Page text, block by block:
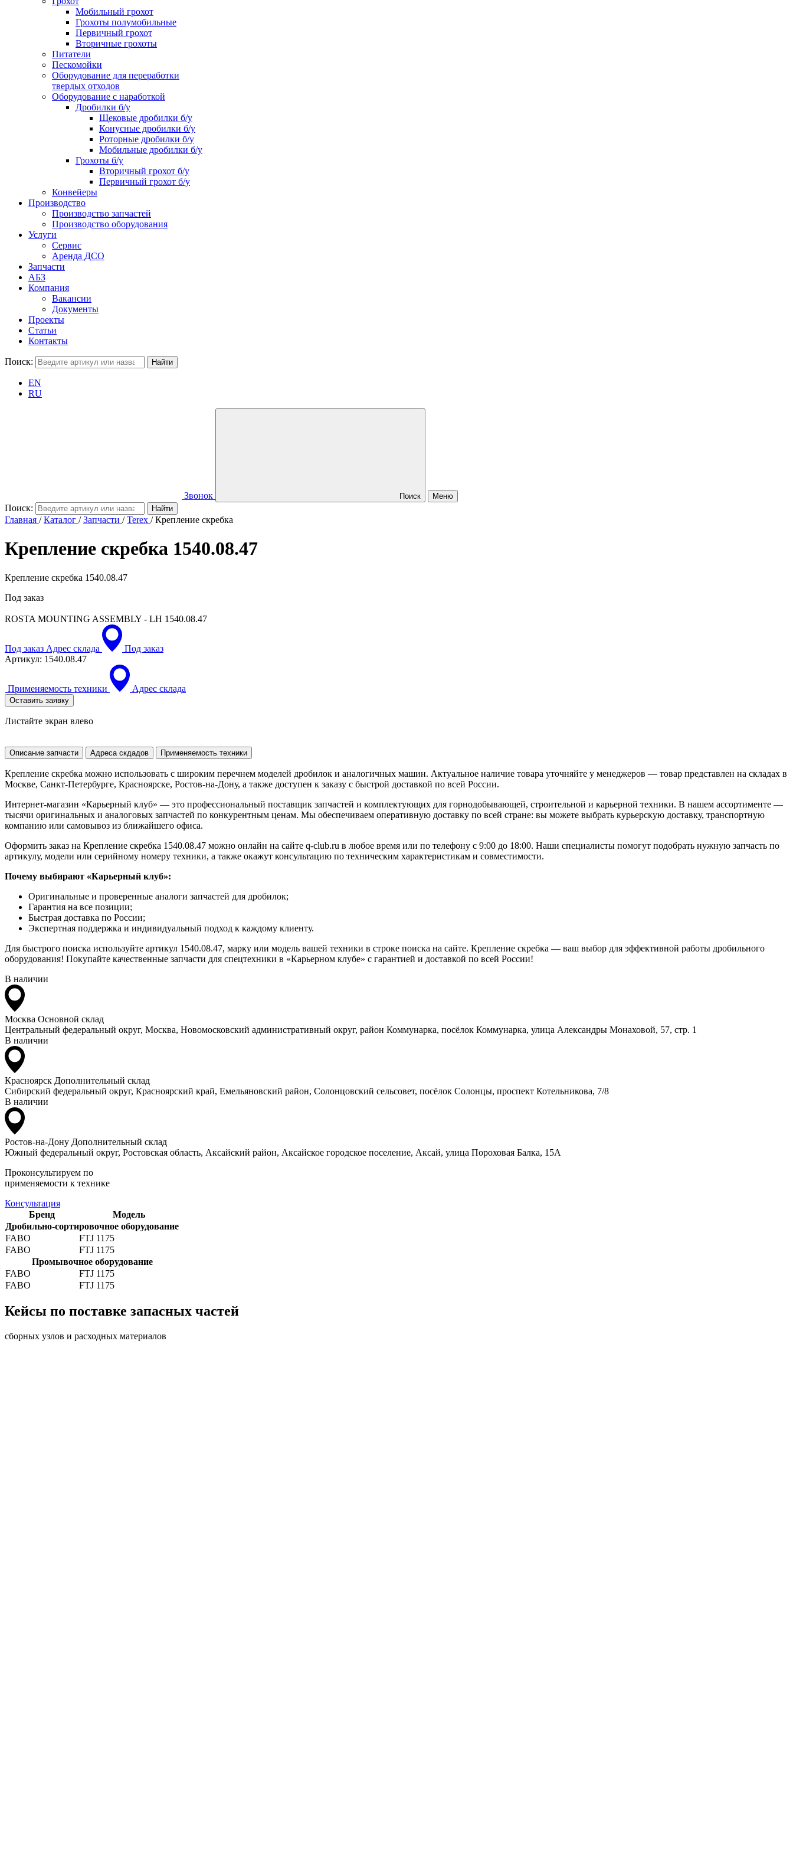
Мобильный грохот
Грохоты полумобильные
Первичный грохот
Вторичные грохоты
Питатели
Пескомойки
Оборудование для переработки
твердых отходов
Оборудование с наработкой
Дробилки б/у
Щековые дробилки б/у
Конусные дробилки б/у
Роторные дробилки б/у
Мобильные дробилки б/у
Грохоты б/у
Вторичный грохот б/у
Первичный грохот б/у
Конвейеры
Производство
Производство запчастей
Производство оборудования
Услуги
Сервис
Аренда ДСО
Запчасти
АБЗ
Компания
Вакансии
Документы
Проекты
Статьи
Контакты
Поиск:
EN
RU
Звонок Поиск Меню
Поиск:
Главная /Каталог /Запчасти /Terex /Крепление скребка
Крепление скребка 1540.08.47
Крепление скребка 1540.08.47
Под заказ
ROSTA MOUNTING ASSEMBLY - LH 1540.08.47
Под заказ Адрес склада
Под заказ
Артикул: 1540.08.47
Применяемость техники Адрес склада
Оставить заявку
Листайте экран влево
Описание запчасти Адреса скдадов Применяемость техники
Крепление скребка можно использовать с широким перечнем моделей дробилок и аналогичных машин. Актуальное наличие товара уточняйте у менеджеров — товар представлен на складах в
Москве, Санкт-Петербурге, Красноярске, Ростов-на-Дону, а также доступен к заказу с быстрой доставкой по всей России.
Интернет-магазин «Карьерный клуб» — это профессиональный поставщик запчастей и комплектующих для горнодобывающей, строительной и карьерной техники. В нашем ассортименте —
тысячи оригинальных и аналоговых запчастей по конкурентным ценам. Мы обеспечиваем оперативную доставку по всей стране: вы можете выбрать курьерскую доставку, транспортную
компанию или самовывоз из ближайшего офиса.
Оформить заказ на Крепление скребка 1540.08.47 можно онлайн на сайте q-club.ru в любое время или по телефону с 9:00 до 18:00. Наши специалисты помогут подобрать нужную запчасть по
артикулу, модели или серийному номеру техники, а также окажут консультацию по техническим характеристикам и совместимости.
Почему выбирают «Карьерный клуб»:
Оригинальные и проверенные аналоги запчастей для дробилок;
Гарантия на все позиции;
Быстрая доставка по России;
Экспертная поддержка и индивидуальный подход к каждому клиенту.
Для быстрого поиска используйте артикул 1540.08.47, марку или модель вашей техники в строке поиска на сайте. Крепление скребка — ваш выбор для эффективной работы дробильного
оборудования! Покупайте качественные запчасти для спецтехники в «Карьерном клубе» с гарантией и доставкой по всей России!
В наличии
Москва Основной склад
Центральный федеральный округ, Москва, Новомосковский административный округ, район Коммунарка, посёлок Коммунарка, улица Александры Монаховой, 57, стр. 1
В наличии
Красноярск Дополнительный склад
Сибирский федеральный округ, Красноярский край, Емельяновский район, Солонцовский сельсовет, посёлок Солонцы, проспект Котельникова, 7/8
В наличии
Ростов-на-Дону Дополнительный склад
Южный федеральный округ, Ростовская область, Аксайский район, Аксайское городское поселение, Аксай, улица Пороховая Балка, 15А
Проконсультируем по
применяемости к технике
Консультация
Бренд
Модель
Дробильно-сортировочное оборудование
FABO
FTJ 1175
FABO
FTJ 1175
Промывочное оборудование
FABO
FTJ 1175
FABO
FTJ 1175
Кейсы по поставке запасных частей
сборных узлов и расходных материалов